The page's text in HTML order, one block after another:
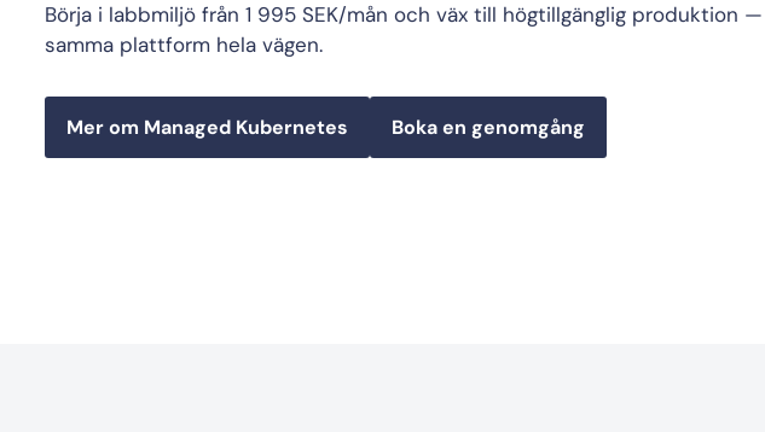
Börja i labbmiljö från 1 995 SEK/mån och väx till högtillgänglig produktion —
samma plattform hela vägen.
Mer om Managed Kubernetes Boka en genomgång